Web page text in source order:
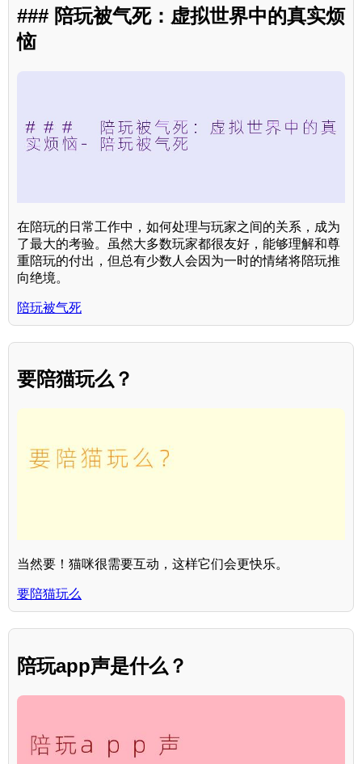
### 陪玩被气死：虚拟世界中的真实烦
恼
在陪玩的日常工作中，如何处理与玩家之间的关系，成为
了最大的考验。虽然大多数玩家都很友好，能够理解和尊
重陪玩的付出，但总有少数人会因为一时的情绪将陪玩推
向绝境。
陪玩被气死
要陪猫玩么？
当然要！猫咪很需要互动，这样它们会更快乐。
要陪猫玩么
陪玩app声是什么？